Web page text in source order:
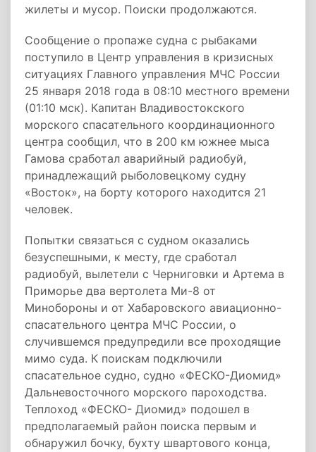
жилеты и мусор. Поиски продолжаются.
Сообщение о пропаже судна с рыбаками
поступило в Центр управления в кризисных
ситуациях Главного управления МЧС России
25 января 2018 года в 08:10 местного времени
(01:10 мск). Капитан Владивостокского
морского спасательного координационного
центра сообщил, что в 200 км южнее мыса
Гамова сработал аварийный радиобуй,
принадлежащий рыболовецкому судну
«Восток», на борту которого находится 21
человек.
Попытки связаться с судном оказались
безуспешными, к месту, где сработал
радиобуй, вылетели с Черниговки и Артема в
Приморье два вертолета Ми-8 от
Минобороны и от Хабаровского авиационно-
спасательного центра МЧС России, о
случившемся предупредили все проходящие
мимо суда. К поискам подключили
спасательное судно, судно «ФЕСКО-Диомид»
Дальневосточного морского пароходства.
Теплоход «ФЕСКО- Диомид» подошел в
предполагаемый район поиска первым и
обнаружил бочку, бухту швартового конца,